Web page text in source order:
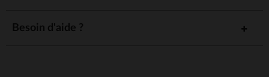
Besoin d'aide ?